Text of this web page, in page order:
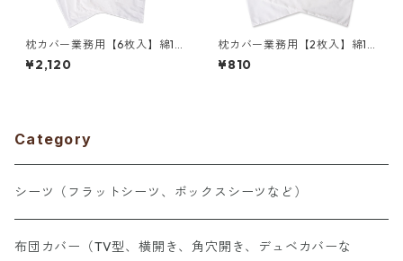
枕カバー業務用【6枚入】綿10
0% 50×90cm 薄手タイプ ピ
ローケース 封筒型 ホワイト 白
¥2,120
枕カバー業務用【2枚入】綿10
0% 40×68cm 薄手タイプ ピ
ローケース 封筒型 ホワイト 白
¥810
Category
シーツ（フラットシーツ、ボックスシーツなど）
布団カバー（TV型、横開き、角穴開き、デュベカバーな